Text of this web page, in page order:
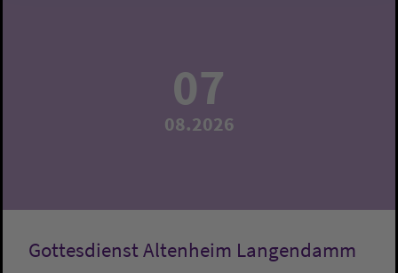
07
08.2026
Gottesdienst Altenheim Langendamm